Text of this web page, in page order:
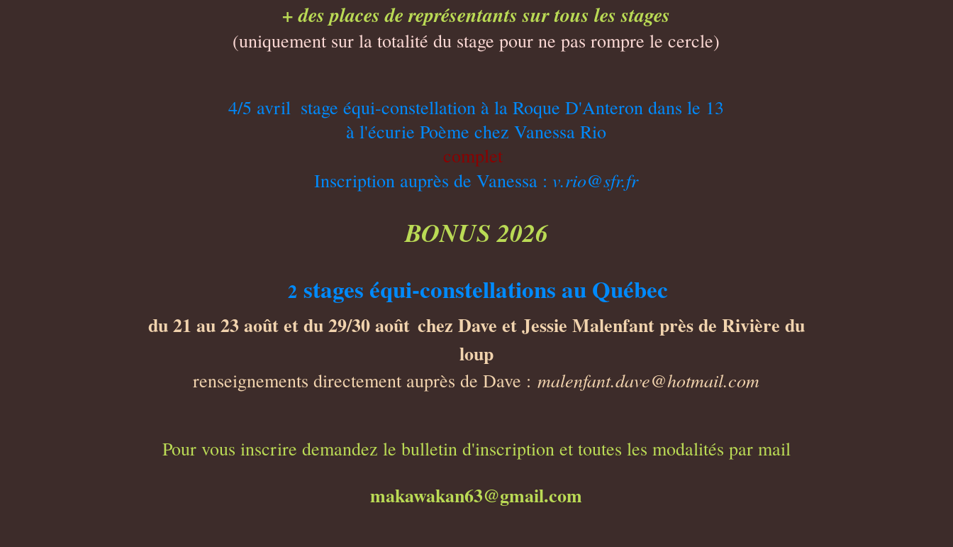
+ des places de représentants sur tous les stages
(uniquement sur la totalité du stage pour ne pas rompre le cercle)
4/5 avril ​ stage équi-constellation à la Roque D'Anteron dans le 13
à l'écurie Poème chez Vanessa Rio
complet
Inscription auprès de Vanessa : v.rio@sfr.fr
BONUS 2026
2 stages équi-constellations au Québec
du 21 au 23 août et du 29/30 août chez Dave et Jessie Malenfant près de Rivière du
loup
renseignements directement auprès de Dave : malenfant.dave@hotmail.com
Pour vous inscrire demandez le bulletin d'inscription et toutes les modalités par mail
makawakan63@gmail.com